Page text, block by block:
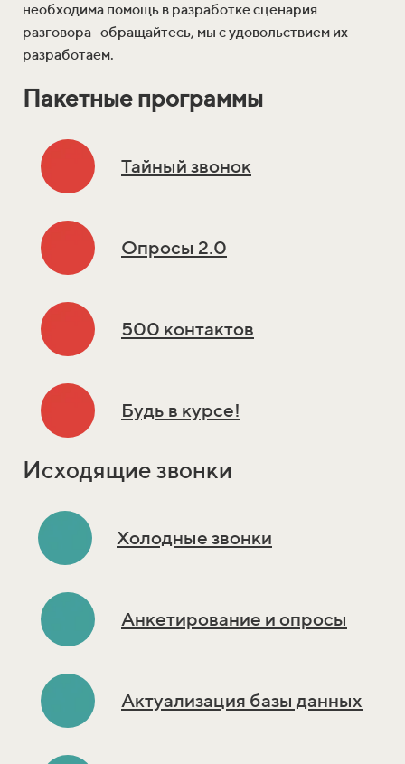
необходима помощь в разработке сценария
разговора- обращайтесь, мы с удовольствием их
разработаем.
Пакетные программы
Тайный звонок
Опросы 2.0
500 контактов
Будь в курсе!
Исходящие звонки
Холодные звонки
Анкетирование и опросы
Актуализация базы данных